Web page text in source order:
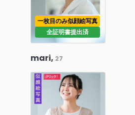
一枚目のみ似顔絵写真
全証明書提出済
mari, 27